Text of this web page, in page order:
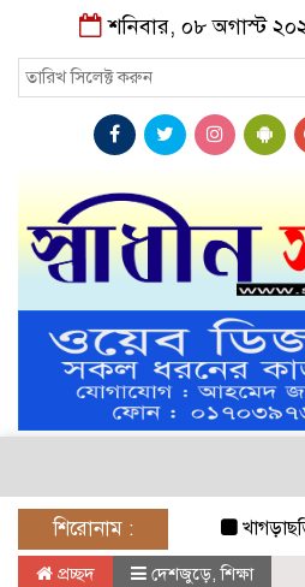
শনিবার, ০৮ অগাস্ট
শিরোনাম :
প্রচ্ছদ দেশজুড়ে,শিক্ষা